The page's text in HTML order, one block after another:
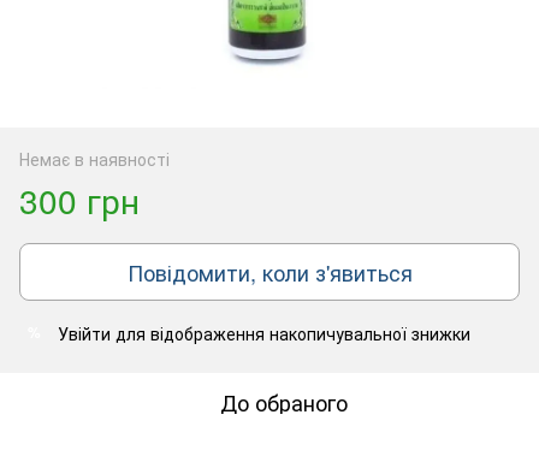
Немає в наявності
300 грн
Повідомити, коли з'явиться
Увійти для відображення накопичувальної знижки
До обраного